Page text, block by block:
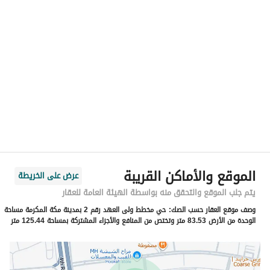
رقم المبنى
4814
الرقم الاضافي
7147
خط العرض
21.380076547364112
الموقع والأماكن القريبة
عرض على الخريطة
يتم جلب الموقع والتحقق منه بواسطة الهيئة العامة للعقار
وصف موقع العقار حسب الصك:
حي مخطط ولى العهد رقم 2 بمدينة مكة المكرمة مساحة
الوحدة من الأرض 83.53 متر وتختص من المنافع والأجزاء المشتركة بمساحة 125.44 متر